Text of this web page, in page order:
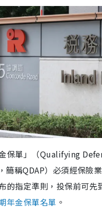
金保單」（Qualifying
稱QDAP）必須經保險
的指定準則，投保前可先
年金保單名單 。